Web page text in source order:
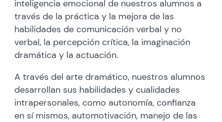
inteligencia emocional de nuestros alumnos a
través de la práctica y la mejora de las
habilidades de comunicación verbal y no
verbal, la percepción crítica, la imaginación
dramática y la actuación.
A través del arte dramático, nuestros alumnos
desarrollan sus habilidades y cualidades
intrapersonales, como autonomía, confianza
en sí mismos, automotivación, manejo de las